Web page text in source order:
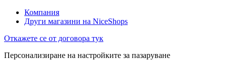
Компания
Други магазини на NiceShops
Откажете се от договора тук
Персонализиране на настройките за пазаруване